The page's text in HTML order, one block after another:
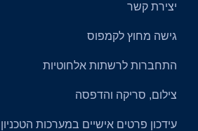
יצירת קשר
גישה מחוץ לקמפוס
התחברות לרשתות אלחוטיות
צילום, סריקה והדפסה
עידכון פרטים אישיים במערכות הטכניון